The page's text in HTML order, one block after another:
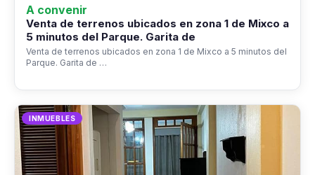
A convenir
Venta de terrenos ubicados en zona 1 de Mixco a
5 minutos del Parque. Garita de
Venta de terrenos ubicados en zona 1 de Mixco a 5 minutos del
Parque. Garita de …
INMUEBLES